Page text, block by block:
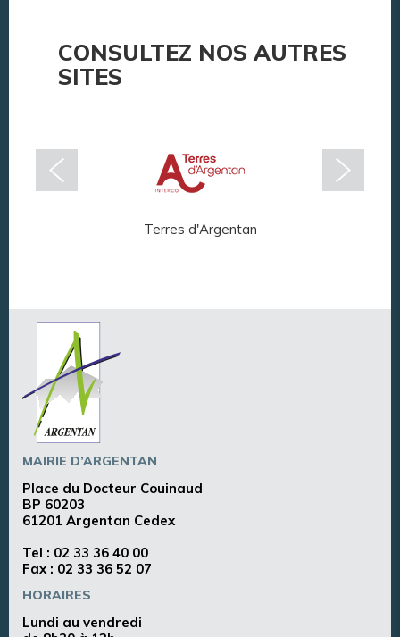
CONSULTEZ NOS AUTRES
SITES
Terres d'Argentan
MAIRIE D’ARGENTAN
Place du Docteur Couinaud
BP 60203
61201 Argentan Cedex
Tel : 02 33 36 40 00
Fax : 02 33 36 52 07
HORAIRES
Lundi au vendredi